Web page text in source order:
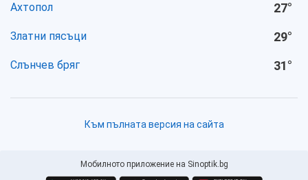
Ахтопол 27°
Златни пясъци 29°
Слънчев бряг 31°
Към пълната версия на сайта
Мобилното приложение на Sinoptik.bg